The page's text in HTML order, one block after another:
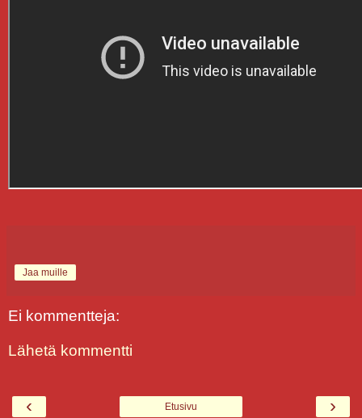
Jaa muille
Ei kommentteja:
Lähetä kommentti
‹ ›
Etusivu